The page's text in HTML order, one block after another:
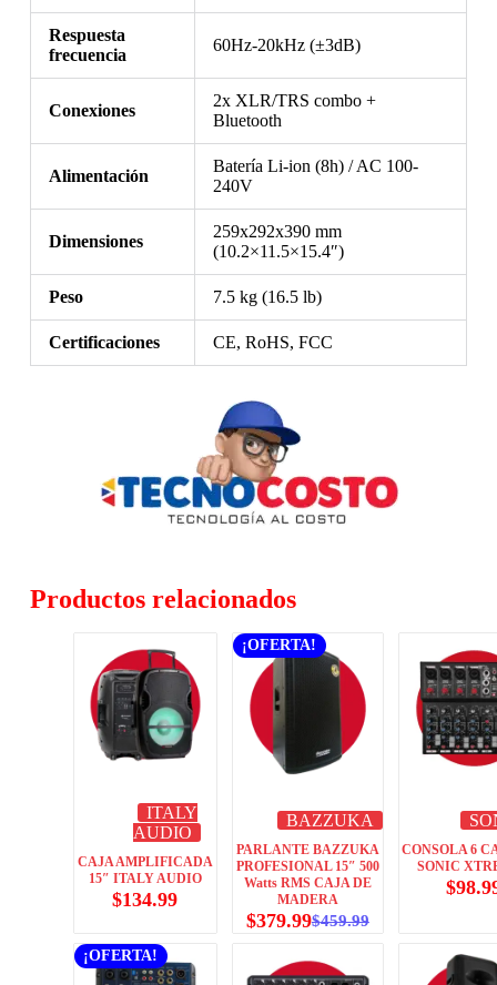
Respuesta
frecuencia
60Hz-20kHz (±3dB)
Conexiones
2x XLR/TRS combo +
Bluetooth
Alimentación
Batería Li-ion (8h) / AC 100-
240V
Dimensiones
259x292x390 mm
(10.2×11.5×15.4″)
Peso 7.5 kg (16.5 lb)
Certificaciones CE, RoHS, FCC
Productos relacionados
ITALY
AUDIO
CAJA AMPLIFICADA
15″ ITALY AUDIO
$134.99
¡OFERTA!
BAZZUKA
PARLANTE BAZZUKA
PROFESIONAL 15″ 500
Watts RMS CAJA DE
MADERA
$459.99
$379.99
CONSOLA 6
SONIC
$
¡OFERTA!